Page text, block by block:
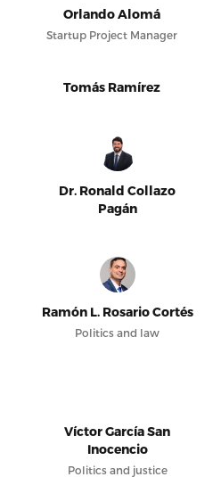
Orlando Alomá
Startup Project Manager
Tomás Ramírez
Dr. Ronald Collazo
Pagán
Ramón L. Rosario Cortés
Politics and law
Víctor García San
Inocencio
Politics and justice